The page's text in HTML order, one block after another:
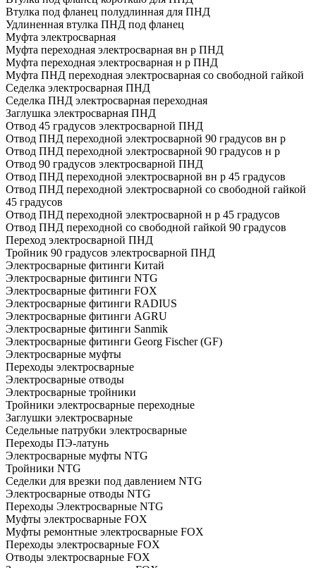
Втулка под фланец полудлинная для ПНД
Удлиненная втулка ПНД под фланец
Муфта электросварная
Муфта переходная электросварная вн р ПНД
Муфта переходная электросварная н р ПНД
Муфта ПНД переходная электросварная со свободной гайкой
Седелка электросварная ПНД
Седелка ПНД электросварная переходная
Заглушка электросварная ПНД
Отвод 45 градусов электросварной ПНД
Отвод ПНД переходной электросварной 90 градусов вн р
Отвод ПНД переходной электросварной 90 градусов н р
Отвод 90 градусов электросварной ПНД
Отвод ПНД переходной электросварной вн р 45 градусов
Отвод ПНД переходной электросварной со свободной гайкой
45 градусов
Отвод ПНД переходной электросварной н р 45 градусов
Отвод ПНД переходной со свободной гайкой 90 градусов
Переход электросварной ПНД
Тройник 90 градусов электросварной ПНД
Электросварные фитинги Китай
Электросварные фитинги NTG
Электросварные фитинги FOX
Электросварные фитинги RADIUS
Электросварные фитинги AGRU
Электросварные фитинги Sanmik
Электросварные фитинги Georg Fischer (GF)
Электросварные муфты
Переходы электросварные
Электросварные отводы
Электросварные тройники
Тройники электросварные переходные
Заглушки электросварные
Седельные патрубки электросварные
Переходы ПЭ-латунь
Электросварные муфты NTG
Тройники NTG
Седелки для врезки под давлением NTG
Электросварные отводы NTG
Переходы Электросварные NTG
Муфты электросварные FOX
Муфты ремонтные электросварные FOX
Переходы электросварные FOX
Отводы электросварные FOX